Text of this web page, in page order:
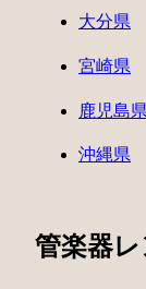
大分県
宮崎県
鹿児島県
沖縄県
管楽器